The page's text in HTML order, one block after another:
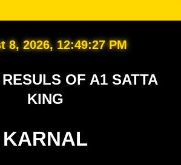
8, 2026, 12:49:28 PM
OF A1 SATTA
KING
KARNAL